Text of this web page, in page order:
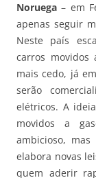
Noruega – em
apenas seguir
Neste país
carros movidos
mais cedo, já
serão
elétricos. A
movidos a
ambicioso,
elabora novas
quem aderir